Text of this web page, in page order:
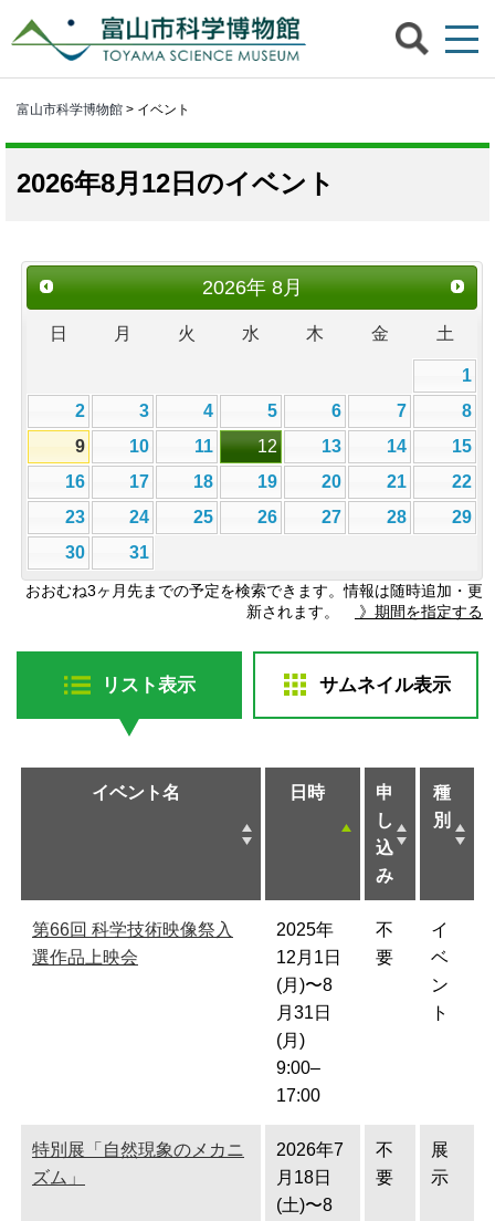
富山市科学博物館 > イベント
2026年8月12日のイベント
2026年8月
日 月 火 水 木 金 土
1
2
3 4 5 6 7
8
9
10 11 12 13 14
15
16
17 18 19 20 21
22
23
24 25 26 27 28
29
30
31
おおむね3ヶ月先までの予定を検索できます。情報は随時追加・更
新されます。
》期間を指定する
リスト表示 サムネイル表示
イベント名 日時
申
し
込
み
種
別
第66回 科学技術映像祭入
選作品上映会
2025年
12月1日
(月)〜8
月31日
(月)
9:00–
17:00
不
要
イ
ベ
ン
ト
特別展「自然現象のメカニ
ズム」
2026年7
月18日
(土)〜8
不
要
展
示